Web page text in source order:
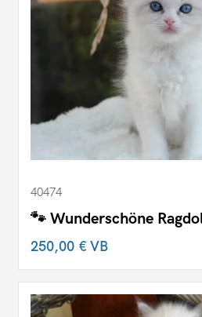
40474
🐾 Wunderschöne
250,00 €VB